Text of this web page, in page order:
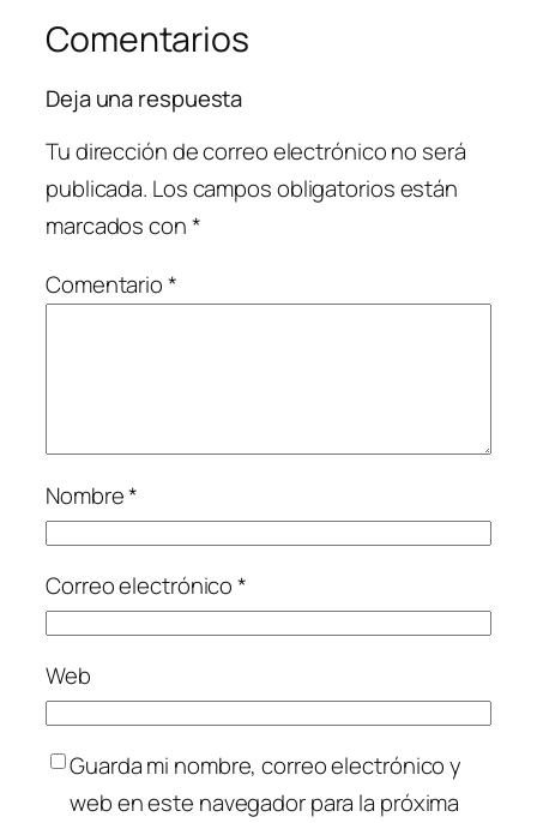
Comentarios
Deja una respuesta
Tu dirección de correo electrónico no será
publicada. Los campos obligatorios están
marcados con*
Comentario*
Nombre*
Correo electrónico*
Web
Guarda mi nombre, correo electrónico y
web en este navegador para la próxima